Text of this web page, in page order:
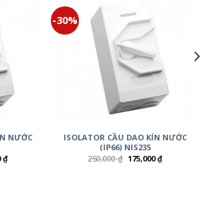
NƯỚC
₫
-30%
ISOLATOR CẦU DAO KÍN NƯỚC
(IP66) NIS235
250,000₫ 175,000₫